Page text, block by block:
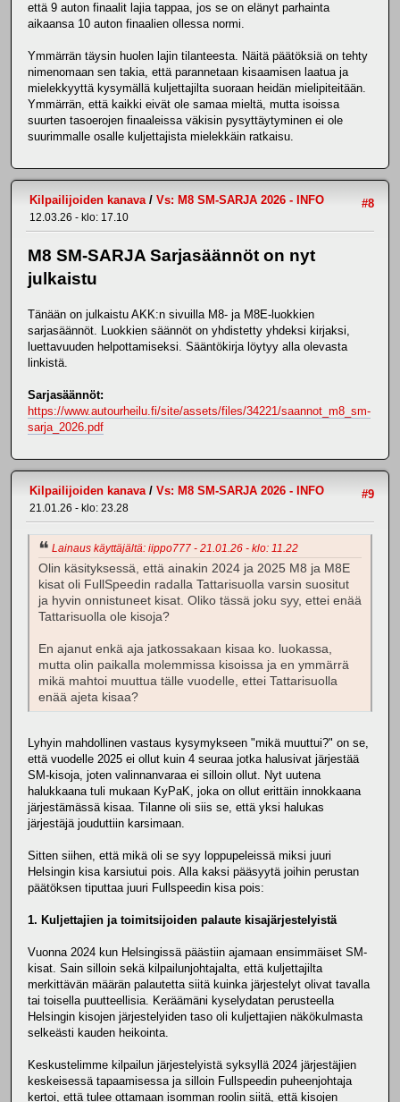
että 9 auton finaalit lajia tappaa, jos se on elänyt parhainta
aikaansa 10 auton finaalien ollessa normi.
Ymmärrän täysin huolen lajin tilanteesta. Näitä päätöksiä on tehty
nimenomaan sen takia, että parannetaan kisaamisen laatua ja
mielekkyyttä kysymällä kuljettajilta suoraan heidän mielipiteitään.
Ymmärrän, että kaikki eivät ole samaa mieltä, mutta isoissa
suurten tasoerojen finaaleissa väkisin pysyttäytyminen ei ole
suurimmalle osalle kuljettajista mielekkäin ratkaisu.
#8
Kilpailijoiden kanava/ Vs: M8 SM-SARJA 2026 - INFO
12.03.26 - klo: 17.10
M8 SM-SARJA Sarjasäännöt on nyt
julkaistu
Tänään on julkaistu AKK:n sivuilla M8- ja M8E-luokkien
sarjasäännöt. Luokkien säännöt on yhdistetty yhdeksi kirjaksi,
luettavuuden helpottamiseksi. Sääntökirja löytyy alla olevasta
linkistä.
Sarjasäännöt:
https://www.autourheilu.fi/site/assets/files/34221/saannot_m8_sm-
sarja_2026.pdf
#9
Kilpailijoiden kanava/ Vs: M8 SM-SARJA 2026 - INFO
21.01.26 - klo: 23.28
Lainaus käyttäjältä: iippo777 - 21.01.26 - klo: 11.22
Olin käsityksessä, että ainakin 2024 ja 2025 M8 ja M8E
kisat oli FullSpeedin radalla Tattarisuolla varsin suositut
ja hyvin onnistuneet kisat. Oliko tässä joku syy, ettei enää
Tattarisuolla ole kisoja?
En ajanut enkä aja jatkossakaan kisaa ko. luokassa,
mutta olin paikalla molemmissa kisoissa ja en ymmärrä
mikä mahtoi muuttua tälle vuodelle, ettei Tattarisuolla
enää ajeta kisaa?
Lyhyin mahdollinen vastaus kysymykseen "mikä muuttui?" on se,
että vuodelle 2025 ei ollut kuin 4 seuraa jotka halusivat järjestää
SM-kisoja, joten valinnanvaraa ei silloin ollut. Nyt uutena
halukkaana tuli mukaan KyPaK, joka on ollut erittäin innokkaana
järjestämässä kisaa. Tilanne oli siis se, että yksi halukas
järjestäjä jouduttiin karsimaan.
Sitten siihen, että mikä oli se syy loppupeleissä miksi juuri
Helsingin kisa karsiutui pois. Alla kaksi pääsyytä joihin perustan
päätöksen tiputtaa juuri Fullspeedin kisa pois:
1. Kuljettajien ja toimitsijoiden palaute kisajärjestelyistä
Vuonna 2024 kun Helsingissä päästiin ajamaan ensimmäiset SM-
kisat. Sain silloin sekä kilpailunjohtajalta, että kuljettajilta
merkittävän määrän palautetta siitä kuinka järjestelyt olivat tavalla
tai toisella puutteellisia. Keräämäni kyselydatan perusteella
Helsingin kisojen järjestelyiden taso oli kuljettajien näkökulmasta
selkeästi kauden heikointa.
Keskustelimme kilpailun järjestelyistä syksyllä 2024 järjestäjien
keskeisessä tapaamisessa ja silloin Fullspeedin puheenjohtaja
kertoi, että tulee ottamaan isomman roolin siitä, että kisojen